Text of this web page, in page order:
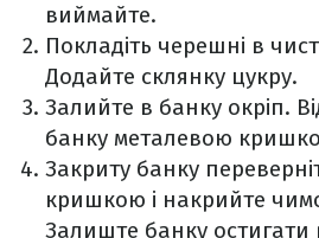
виймайте.
Покладіть черешні в
Додайте склянку цукру.
Залийте в банку окріп.
банку металевою
Закриту банку
кришкою і накрийте
Залиште банку остигати